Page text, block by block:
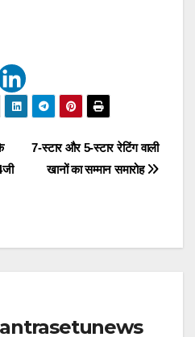
7-स्टार और 5-स्टार रेटिंग वाली
खानों का सम्मान समारोह